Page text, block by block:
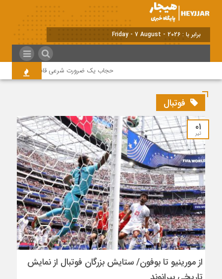
برابر با : Friday - 7 August - 2026
حجاب یک ضرورت شرعی قانونی و همه در
فوتبال
۰۱
تیر
از مورینیو تا بوفون/ ستایش بزرگان فوتبال از نمایش